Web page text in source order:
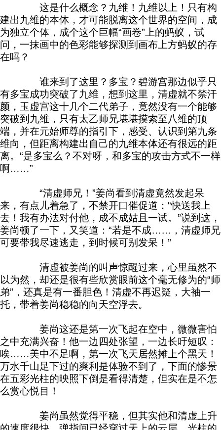
这是什么概念？九维！九维以上！只有构
建出九维的本体，才可能脱离这个世界的空间，成
为独立个体，成个这个巨幅“画卷”上的蚂蚁，试
问，一抹画中的色彩能够探测到画布上方蚂蚁的存
在吗？
谁来到了这里？多宝？碧游宫那边似乎只
有多宝成功突破了九维，想到这里，清虚就不禁汗
颜，玉虚宫这十几个二代弟子，竟然没有一个能够
突破到九维，只有太乙师兄堪堪摸索至八维的顶
端，并在元始师尊的指引下，感受、认识到第九条
维向，但距离构建出自己的九维本体还有很远的距
离。“是多宝么？不对呀，和多宝的攻击方式不一样
啊……”
“清虚师兄！”姜尚看到清虚竟然发起呆
来，有点儿着急了，不禁开口催促道：“快送我上
去！我有办法对付他，成不成姑且一试。”说到这，
姜尚顿了一下，又笑道：“若是不成……，清虚师兄
可要带我尽速逃走，到时候可别发呆！”
清虚被姜尚的叫声惊醒过来，心里虽然不
以为然，却还是很有些欣赏眼前这个毫无修为的“师
弟”，还真是有一番胆色！清虚不再迟疑，大袖一
托，带着姜尚稳稳的向天空浮去。
姜尚这还是第一次飞起在空中，微微害怕
之中充满兴奋！他一边四处张望，一边长吁短叹：
唉……美中不足啊，第一次飞天居然摊上个黑天！
万水千山足下过的爽利是体验不到了，下面的惨景
在五彩光柱的映照下倒是看得清楚，但实在是不怎
么赏心悦目！
姜尚虽然觉得平稳，但其实他和清虚上升